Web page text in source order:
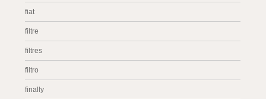
fiat
filtre
filtres
filtro
finally